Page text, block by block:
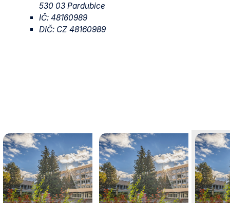
530 03 Pardubice
IČ: 48160989
DIČ: CZ 48160989